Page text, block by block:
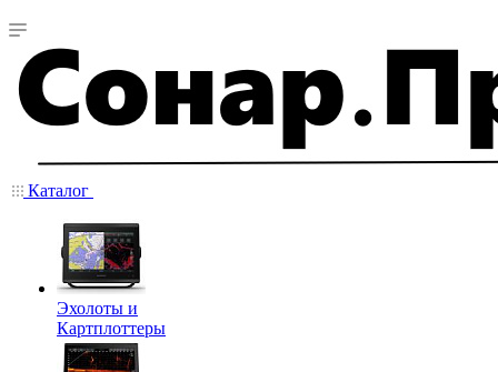
Каталог
Эхолоты и
Картплоттеры